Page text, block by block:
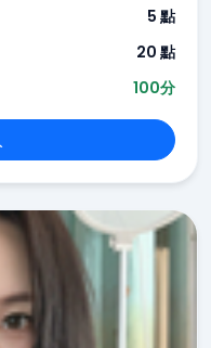
5 點
20 點
100分